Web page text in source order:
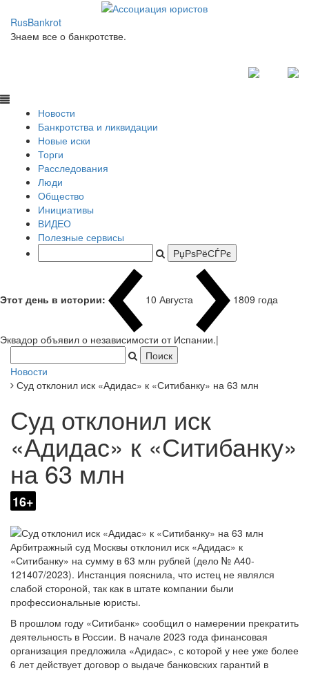
RusBankrot
Знаем все о банкротстве.
Новости
Банкротства и ликвидации
Новые иски
Торги
Расследования
Люди
Общество
Инициативы
ВИДЕО
Полезные сервисы
Этот день в истории: 10 Августа 1809 года
Эквадор объявил о независимости от Испании.|
Новости
Суд отклонил иск «Адидас» к «Ситибанку» на 63 млн
Суд отклонил иск
«Адидас» к «Ситибанку»
на 63 млн
16+
Арбитражный суд Москвы отклонил иск «Адидас» к
«Ситибанку» на сумму в 63 млн рублей (дело № А40-
121407/2023). Инстанция пояснила, что истец не являлся
слабой стороной, так как в штате компании были
профессиональные юристы.
В прошлом году «Ситибанк» сообщил о намерении прекратить
деятельность в России. В начале 2023 года финансовая
организация предложила «Адидас», с которой у нее уже более
6 лет действует договор о выдаче банковских гарантий в